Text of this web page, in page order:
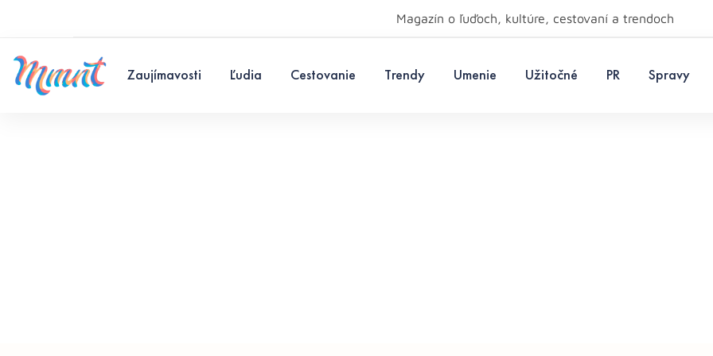
Magazín o ľuďoch, kultúre, cestovaní a trendoch
Zaujímavosti Ľudia Cestovanie Trendy Umenie Užitočné PR Spravy